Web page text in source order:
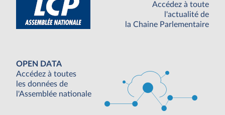
Accédez à toute
l'actualité de
la Chaine Parlementaire
OPEN DATA
Accédez à toutes
les données de
l'Assemblée nationale